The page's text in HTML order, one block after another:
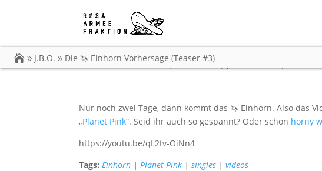
J.B.O. Die 🦄 Einhorn Vorhersage (Teaser #3)
Die 🦄 Einhorn Vorhersage
vonCarsten Dobschat|16.03.2022
Nur noch zwei Tage, dann kommt das 🦄 Einhorn. Also das
„Planet Pink“. Seid ihr auch so gespannt? Oder schon horny
https://youtu.be/qL2tv-OiNn4
Tags: Einhorn |Planet Pink |singles |videos